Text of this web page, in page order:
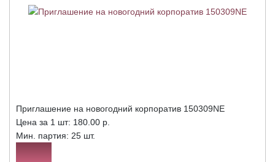
Приглашение на новогодний корпоратив 150309NE
Цена за 1 шт: 180.00 р.
Мин. партия: 25 шт.